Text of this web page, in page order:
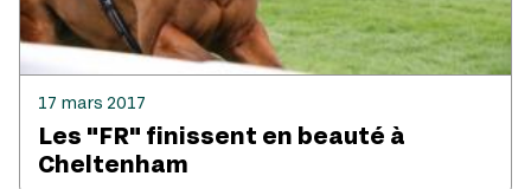
17 mars 2017
Les "FR" finissent en beauté à
Cheltenham